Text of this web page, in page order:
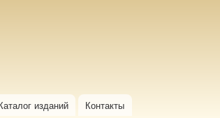
изданий Контакты